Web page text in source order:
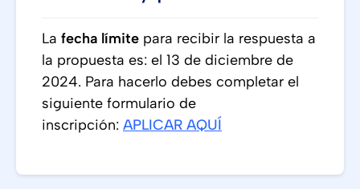
La fecha límite para recibir la respuesta a
la propuesta es: el 13 de diciembre de
2024. Para hacerlo debes completar el
siguiente formulario de
inscripción: APLICAR AQUÍ